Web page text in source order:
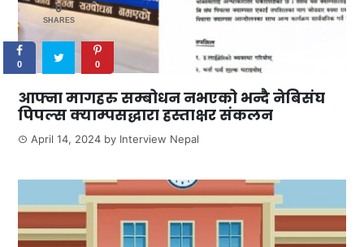
आफ्ना मागहरु सम्बोधन नभएको भन्दै नेबिसंघ
पिपल्स क्याम्पसद्धारा हस्ताक्षर संकलन
April 14, 2024 by Interview Nepal
0
SHARES
0 0